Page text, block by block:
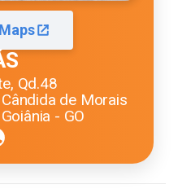
Qd.48
de Morais
- GO